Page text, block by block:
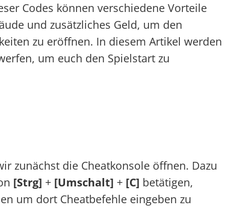
Codes können verschiedene Vorteile
und zusätzliches Geld, um den
zu eröffnen. In diesem Artikel werden
um euch den Spielstart zu
zunächst die Cheatkonsole öffnen. Dazu
[Strg] + [Umschalt] + [C] betätigen,
um dort Cheatbefehle eingeben zu